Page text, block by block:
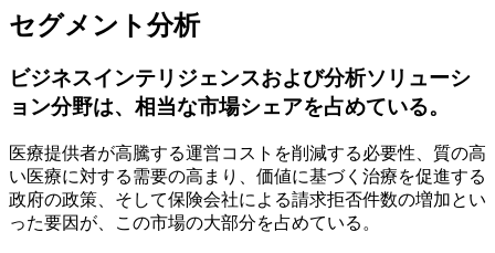
セグメント分析
ビジネスインテリジェンスおよび分析ソリューシ
ョン分野は、相当な市場シェアを占めている。
医療提供者が高騰する運営コストを削減する必要性、質の高
い医療に対する需要の高まり、価値に基づく治療を促進する
政府の政策、そして保険会社による請求拒否件数の増加とい
った要因が、この市場の大部分を占めている。